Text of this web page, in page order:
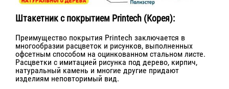
Штакетник с покрытием Printech (Корея):
Преимущество покрытия Printech заключается в
многообразии расцветок и рисунков, выполненных
офсетным способом на оцинкованном стальном листе.
Расцветки с имитацией рисунка под дерево, кирпич,
натуральный камень и многие другие придают
изделиям неповторимый вид.